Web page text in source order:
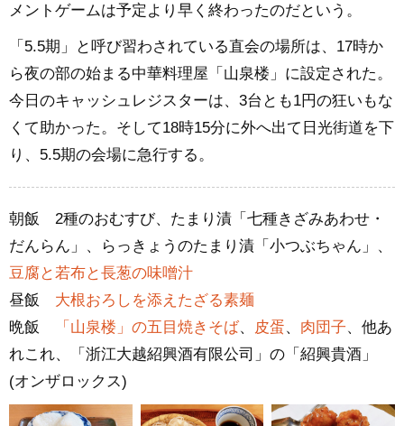
メントゲームは予定より早く終わったのだという。
「5.5期」と呼び習わされている直会の場所は、17時か
ら夜の部の始まる中華料理屋「山泉楼」に設定された。
今日のキャッシュレジスターは、3台とも1円の狂いもな
くて助かった。そして18時15分に外へ出て日光街道を下
り、5.5期の会場に急行する。
朝飯 2種のおむすび、たまり漬「七種きざみあわせ・
だんらん」、らっきょうのたまり漬「小つぶちゃん」、
豆腐と若布と長葱の味噌汁
昼飯 大根おろしを添えたざる素麺
晩飯
「山泉楼」の五目焼きそば、 皮蛋、 肉団子、他あ
れこれ、「浙江大越紹興酒有限公司」の「紹興貴酒」
(オンザロックス)